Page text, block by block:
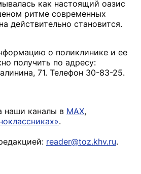
как настоящий оазис
ритме современных
действительно становится.
о поликлинике и ее
получить по адресу:
71. Телефон 30-83-25.
наши каналы в MAX,
.
reader@toz.khv.ru.